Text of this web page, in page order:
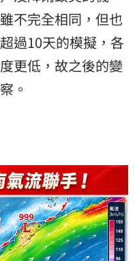
不完全相同，但也
過10天的模擬，各
更低，故之後的變
。